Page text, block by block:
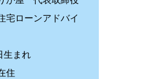
宅ローンアドバイ
生まれ
住